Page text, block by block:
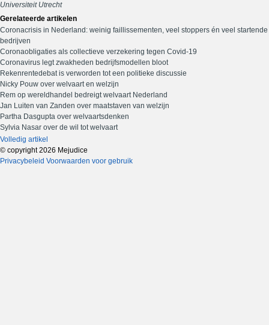
Universiteit Utrecht
Gerelateerde artikelen
Coronacrisis in Nederland: weinig faillissementen, veel stoppers én veel startende
bedrijven
Coronaobligaties als collectieve verzekering tegen Covid-19
Coronavirus legt zwakheden bedrijfsmodellen bloot
Rekenrentedebat is verworden tot een politieke discussie
Nicky Pouw over welvaart en welzijn
Rem op wereldhandel bedreigt welvaart Nederland
Jan Luiten van Zanden over maatstaven van welzijn
Partha Dasgupta over welvaartsdenken
Sylvia Nasar over de wil tot welvaart
Volledig artikel
© copyright 2026 Mejudice
Privacybeleid Voorwaarden voor gebruik